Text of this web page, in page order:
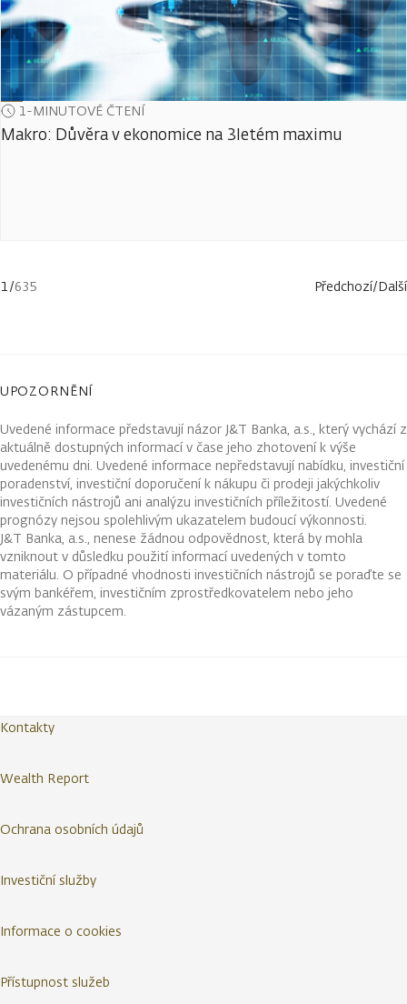
1-MINUTOVÉ ČTENÍ
Makro: Důvěra v ekonomice na 3letém maximu
1/635 Předchozí/Další
UPOZORNĚNÍ
Uvedené informace představují názor J&T Banka, a.s., který vychází z
aktuálně dostupných informací v čase jeho zhotovení k výše
uvedenému dni. Uvedené informace nepředstavují nabídku, investiční
poradenství, investiční doporučení k nákupu či prodeji jakýchkoliv
investičních nástrojů ani analýzu investičních příležitostí. Uvedené
prognózy nejsou spolehlivým ukazatelem budoucí výkonnosti.
J&T Banka, a.s., nenese žádnou odpovědnost, která by mohla
vzniknout v důsledku použití informací uvedených v tomto
materiálu. O případné vhodnosti investičních nástrojů se poraďte se
svým bankéřem, investičním zprostředkovatelem nebo jeho
vázaným zástupcem.
Kontakty
Wealth Report
Ochrana osobních údajů
Investiční služby
Informace o cookies
Přístupnost služeb